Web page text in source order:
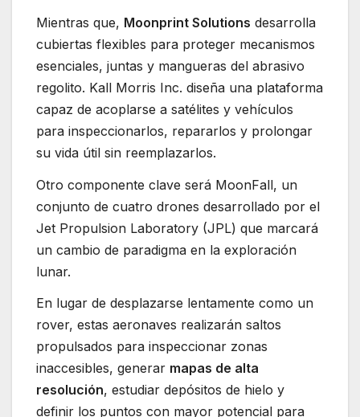
Mientras que, Moonprint Solutions desarrolla
cubiertas flexibles para proteger mecanismos
esenciales, juntas y mangueras del abrasivo
regolito. Kall Morris Inc. diseña una plataforma
capaz de acoplarse a satélites y vehículos
para inspeccionarlos, repararlos y prolongar
su vida útil sin reemplazarlos.
Otro componente clave será MoonFall, un
conjunto de cuatro drones desarrollado por el
Jet Propulsion Laboratory (JPL) que marcará
un cambio de paradigma en la exploración
lunar.
En lugar de desplazarse lentamente como un
rover, estas aeronaves realizarán saltos
propulsados para inspeccionar zonas
inaccesibles, generar mapas de alta
resolución, estudiar depósitos de hielo y
definir los puntos con mayor potencial para